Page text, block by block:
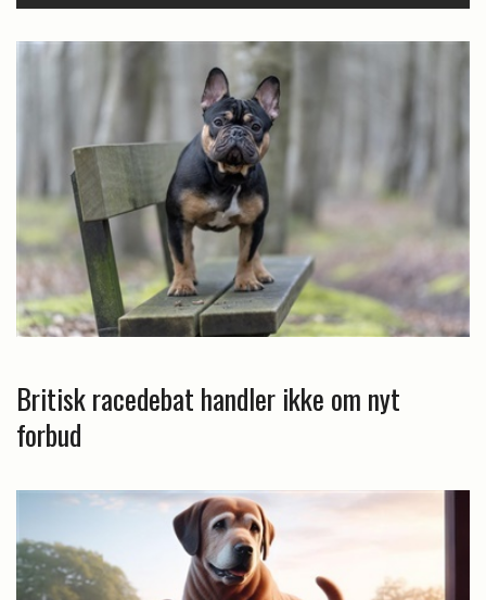
Britisk racedebat handler ikke om nyt
forbud